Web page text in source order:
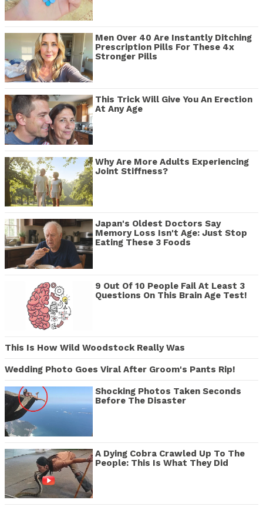
Men Over 40 Are Instantly Ditching
Prescription Pills For These 4x
Stronger Pills
This Trick Will Give You An Erection
At Any Age
Why Are More Adults Experiencing
Joint Stiffness?
Japan's Oldest Doctors Say
Memory Loss Isn't Age: Just Stop
Eating These 3 Foods
9 Out Of 10 People Fail At Least 3
Questions On This Brain Age Test!
This Is How Wild Woodstock Really Was
Wedding Photo Goes Viral After Groom's Pants Rip!
Shocking Photos Taken Seconds
Before The Disaster
A Dying Cobra Crawled Up To The
People: This Is What They Did